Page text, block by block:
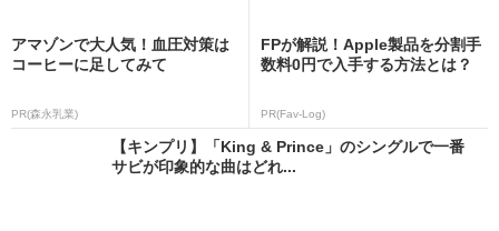
アマゾンで大人気！血圧対策は
コーヒーに足してみて
PR(森永乳業)
FPが解説！Apple製品を分割手
数料0円で入手する方法とは？
PR(Fav-Log)
【キンプリ】「King & Prince」のシングルで一番
サビが印象的な曲はどれ...